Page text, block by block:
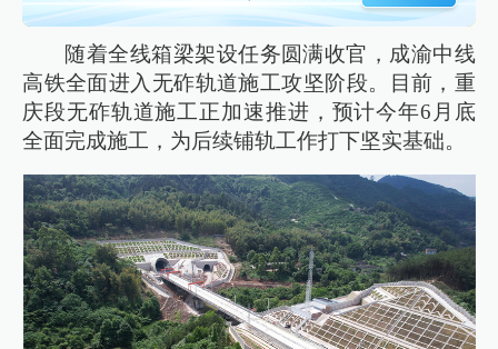
随着全线箱梁架设任务圆满收官，成渝中线
高铁全面进入无砟轨道施工攻坚阶段。目前，重
庆段无砟轨道施工正加速推进，预计今年6月底
全面完成施工，为后续铺轨工作打下坚实基础。